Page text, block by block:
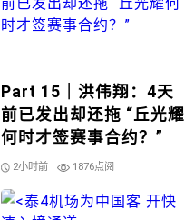
Part 15｜洪伟翔：4天
前已发出却还拖 “丘光耀
何时才签赛事合约？”
2小时前 1876点阅